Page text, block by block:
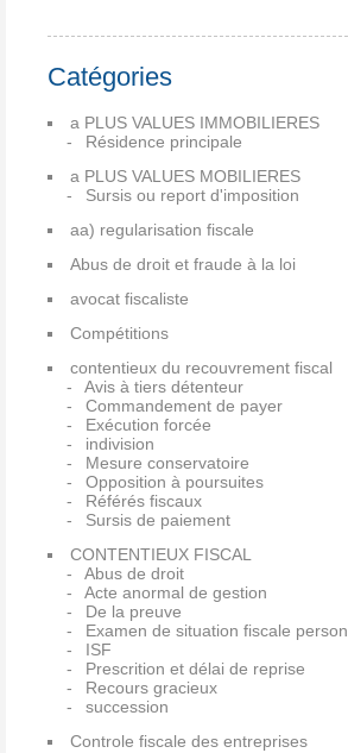
Catégories
a PLUS VALUES IMMOBILIERES
Résidence principale
a PLUS VALUES MOBILIERES
Sursis ou report d'imposition
aa) regularisation fiscale
Abus de droit et fraude à la loi
avocat fiscaliste
Compétitions
contentieux du recouvrement fiscal
Avis à tiers détenteur
Commandement de payer
Exécution forcée
indivision
Mesure conservatoire
Opposition à poursuites
Référés fiscaux
Sursis de paiement
CONTENTIEUX FISCAL
Abus de droit
Acte anormal de gestion
De la preuve
Examen de situation fiscale
ISF
Prescrition et délai de reprise
Recours gracieux
succession
Controle fiscale des entreprises